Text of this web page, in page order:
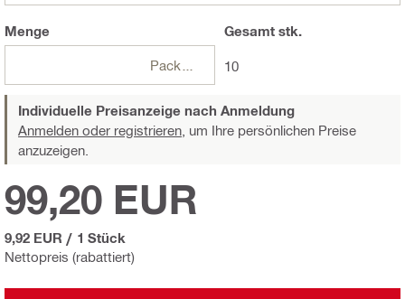
Menge
Packungen
Gesamtstk.
10
Individuelle Preisanzeige nach Anmeldung
Anmelden oder registrieren, um Ihre persönlichen Preise
anzuzeigen.
Nettopreis (rabattiert)
99,20 EUR
9,92 EUR / 1 Stück